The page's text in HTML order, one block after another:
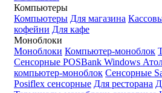
Компьютеры
Компьютеры Для магазина
кофейни Для кафе
Моноблоки
Моноблоки Компьютер-моноблок
Сенсорные POSBank Windows
компьютер-моноблок Сенсорные
Posiflex сенсорные Для ресторана